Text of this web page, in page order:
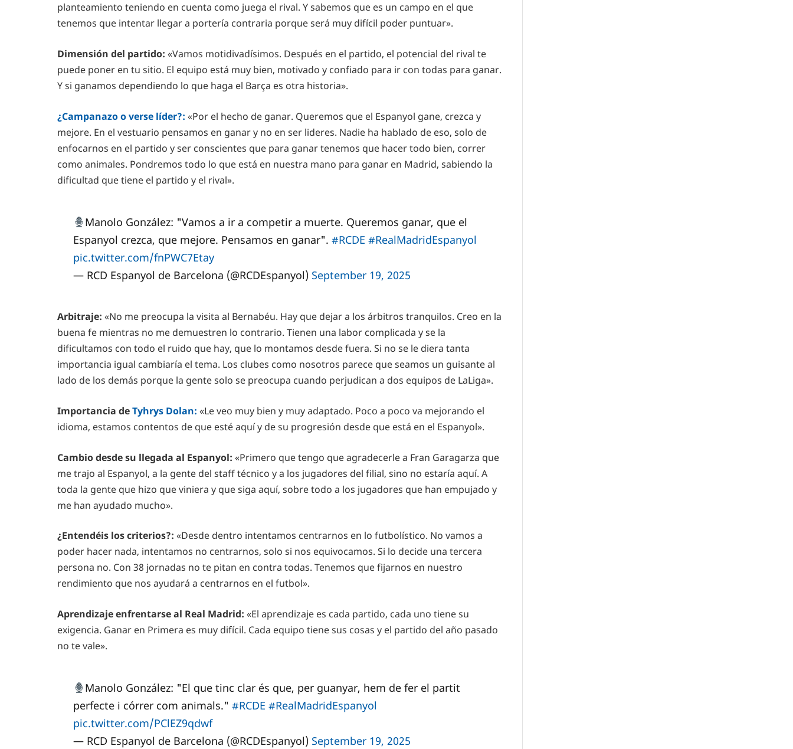
planteamiento teniendo en cuenta como juega el rival. Y sabemos que es un campo en el que
tenemos que intentar llegar a portería contraria porque será muy difícil poder puntuar».
Dimensión del partido: «Vamos motidivadísimos. Después en el partido, el potencial del rival te
puede poner en tu sitio. El equipo está muy bien, motivado y confiado para ir con todas para ganar.
Y si ganamos dependiendo lo que haga el Barça es otra historia».
¿Campanazo o verse líder?: «Por el hecho de ganar. Queremos que el Espanyol gane, crezca y
mejore. En el vestuario pensamos en ganar y no en ser lideres. Nadie ha hablado de eso, solo de
enfocarnos en el partido y ser conscientes que para ganar tenemos que hacer todo bien, correr
como animales. Pondremos todo lo que está en nuestra mano para ganar en Madrid, sabiendo la
dificultad que tiene el partido y el rival».
Manolo González: "Vamos a ir a competir a muerte. Queremos ganar, que el
Espanyol crezca, que mejore. Pensamos en ganar". #RCDE #RealMadridEspanyol
pic.twitter.com/fnPWC7Etay
— RCD Espanyol de Barcelona (@RCDEspanyol) September 19, 2025
Arbitraje: «No me preocupa la visita al Bernabéu. Hay que dejar a los árbitros tranquilos. Creo en la
buena fe mientras no me demuestren lo contrario. Tienen una labor complicada y se la
dificultamos con todo el ruido que hay, que lo montamos desde fuera. Si no se le diera tanta
importancia igual cambiaría el tema. Los clubes como nosotros parece que seamos un guisante al
lado de los demás porque la gente solo se preocupa cuando perjudican a dos equipos de LaLiga».
Importancia deTyhrys Dolan: «Le veo muy bien y muy adaptado. Poco a poco va mejorando el
idioma, estamos contentos de que esté aquí y de su progresión desde que está en el Espanyol».
Cambio desde su llegada al Espanyol: «Primero que tengo que agradecerle a Fran Garagarza que
me trajo al Espanyol, a la gente del staff técnico y a los jugadores del filial, sino no estaría aquí. A
toda la gente que hizo que viniera y que siga aquí, sobre todo a los jugadores que han empujado y
me han ayudado mucho».
¿Entendéis los criterios?: «Desde dentro intentamos centrarnos en lo futbolístico. No vamos a
poder hacer nada, intentamos no centrarnos, solo si nos equivocamos. Si lo decide una tercera
persona no. Con 38 jornadas no te pitan en contra todas. Tenemos que fijarnos en nuestro
rendimiento que nos ayudará a centrarnos en el futbol».
Aprendizaje enfrentarse al Real Madrid: «El aprendizaje es cada partido, cada uno tiene su
exigencia. Ganar en Primera es muy difícil. Cada equipo tiene sus cosas y el partido del año pasado
no te vale».
Manolo González: "El que tinc clar és que, per guanyar, hem de fer el partit
perfecte i córrer com animals." #RCDE #RealMadridEspanyol
pic.twitter.com/PClEZ9qdwf
— RCD Espanyol de Barcelona (@RCDEspanyol) September 19, 2025